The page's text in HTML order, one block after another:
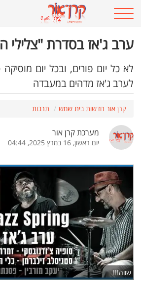
ערב ג'אז בסדרת "צלילי
לא כל יום פורים, ובכל יום
לערב ג'אז מדהים במעבדה
קרן אור חדשות בית שמש תרבות
מערכת קרן אור
יום ראשון, 16 במרץ 2025, 04:44
שווה!!!